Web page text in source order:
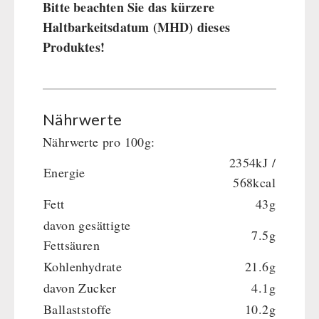
HERGETOS Olivenöl
Erste Hilfe
Grosspackungen Wasch- und Reinigungsmittel
Getreidemühlen / Kornquetsche
(Not)kocher Gas&Multifuel
Kurbelgeräte / Radio / Funk
Atemschutz / ABC Schutzanzug
Armee-Material / Sicherheit
PETROMAX-SHOP
Bücher
kingnature-Vitalstoffe
BEHÖRDEN / GRUPPENVERSORGUNG
Notrationen
Suppen
Hauptmahlzeiten
Dessert
Ergänzungs-Pakete
Schutzraum-Ausrüstung
Bitte beachten Sie das kürzere
Haltbarkeitsdatum (MHD) dieses
Produktes!
Nährwerte
Nährwerte pro 100g:
Energie
2354kJ /
568kcal
Fett
43g
davon gesättigte
Fettsäuren
7.5g
Kohlenhydrate
21.6g
davon Zucker
4.1g
Ballaststoffe
10.2g